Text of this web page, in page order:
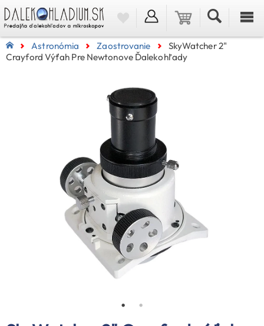
Astronómia Zaostrovanie
SkyWatcher 2"
Crayford Výťah Pre Newtonove Ďalekohľady